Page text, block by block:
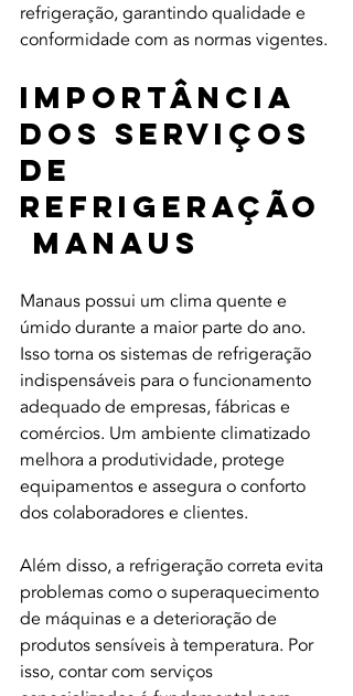
refrigeração, garantindo qualidade e
conformidade com as normas vigentes.
Importância
dos Serviços
de
Refrigeração
Manaus
Manaus possui um clima quente e
úmido durante a maior parte do ano.
Isso torna os sistemas de refrigeração
indispensáveis para o funcionamento
adequado de empresas, fábricas e
comércios. Um ambiente climatizado
melhora a produtividade, protege
equipamentos e assegura o conforto
dos colaboradores e clientes.
Além disso, a refrigeração correta evita
problemas como o superaquecimento
de máquinas e a deterioração de
produtos sensíveis à temperatura. Por
isso, contar com serviços